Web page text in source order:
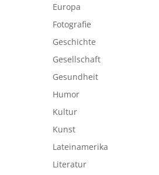
Europa
Fotografie
Geschichte
Gesellschaft
Gesundheit
Humor
Kultur
Kunst
Lateinamerika
Literatur